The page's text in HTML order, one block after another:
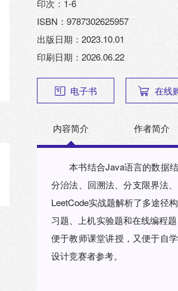
印次：1-6
ISBN：9787302625957
出版日期：2023.10.01
印刷日期：2026.06.22
电子书 在线
内容简介 作者简介
本书结合Java语言的数据
分治法、回溯法、分支限界法
LeetCode实战题解析了多途径
习题、上机实验题和在线编程
便于教师课堂讲授，又便于自
设计竞赛者参考。